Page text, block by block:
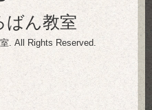
ばん教室
. All Rights Reserved.